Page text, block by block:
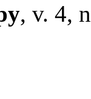
, v. 4,